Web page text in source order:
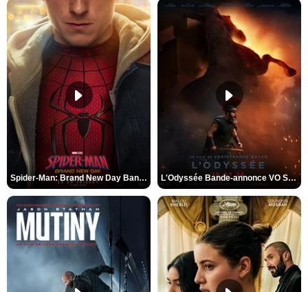
Spider-Man: Brand New Day Bande-annonce VO STFR L'Odyssée Bande-annonce VO STFR